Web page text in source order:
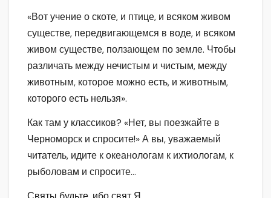
«Вот учение о скоте, и птице, и всяком живом
существе, передвигающемся в воде, и всяком
живом существе, ползающем по земле. Чтобы
различать между нечистым и чистым, между
животным, которое можно есть, и животным,
которого есть нельзя».
Как там у классиков? «Нет, вы поезжайте в
Черноморск и спросите!» А вы, уважаемый
читатель, идите к океанологам к ихтиологам, к
рыболовам и спросите…